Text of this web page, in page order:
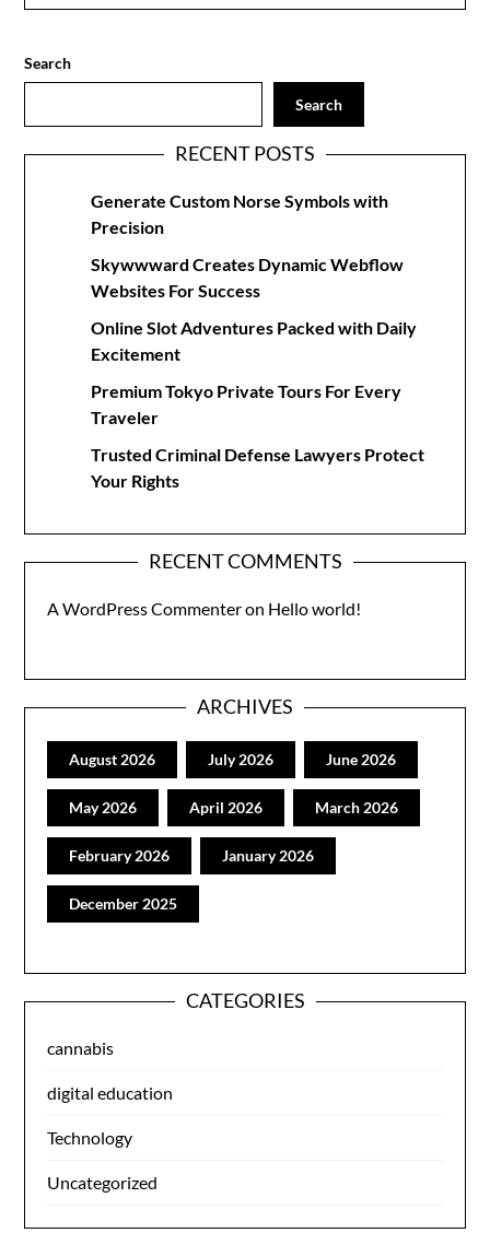
Search
Search
RECENT POSTS
Generate Custom Norse Symbols with
Precision
Skywwward Creates Dynamic Webflow
Websites For Success
Online Slot Adventures Packed with Daily
Excitement
Premium Tokyo Private Tours For Every
Traveler
Trusted Criminal Defense Lawyers Protect
Your Rights
RECENT COMMENTS
A WordPress Commenteron Hello world!
ARCHIVES
August 2026 July 2026 June 2026
May 2026 April 2026 March 2026
February 2026 January 2026
December 2025
CATEGORIES
cannabis
digital education
Technology
Uncategorized